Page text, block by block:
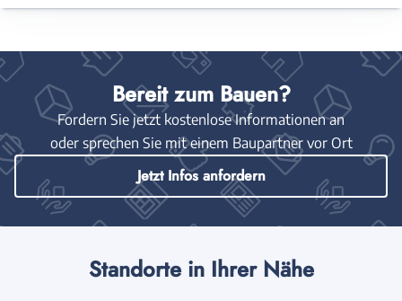
Bereit zum Bauen?
Fordern Sie jetzt kostenlose Informationen an
oder sprechen Sie mit einem Baupartner vor Ort
Jetzt Infos anfordern
Standorte in Ihrer Nähe